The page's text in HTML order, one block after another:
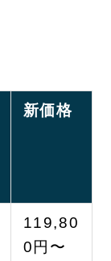
新価格
119,80
0円〜